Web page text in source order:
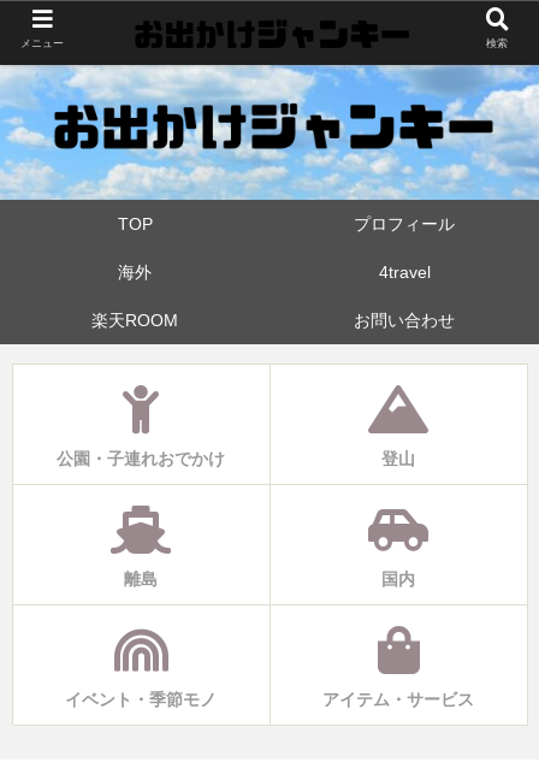
世界中・日本中を旅したおでかけ狂なパパが埼玉県と近県の公園やお出かけス
ポットを攻めています！たまに登山も
TOP プロフィール
海外 4travel
楽天ROOM お問い合わせ
公園・子連れおでかけ 登山
離島 国内
イベント・季節モノ アイテム・サービス
メニュー 検索